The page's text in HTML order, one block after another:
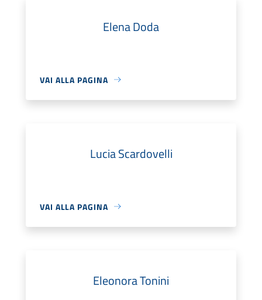
Elena Doda
VAI ALLA PAGINA
Lucia Scardovelli
VAI ALLA PAGINA
Eleonora Tonini